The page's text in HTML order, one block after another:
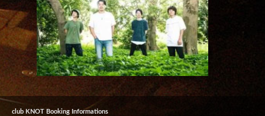
club KNOT Booking Informations